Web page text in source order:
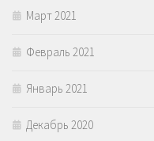
Март 2021
Февраль 2021
Январь 2021
Декабрь 2020